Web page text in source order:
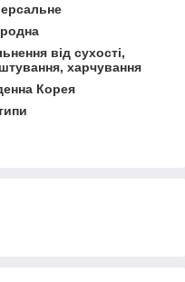
від сухості,
харчування
Корея